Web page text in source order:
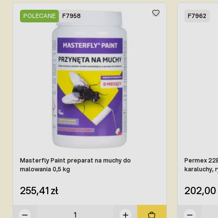
Press to skip carousel
POLECANE F7958
Masterfly Paint preparat na muchy do
malowania 0,5 kg
255,41 zł
F7962
Permex
karaluchy,
202,00